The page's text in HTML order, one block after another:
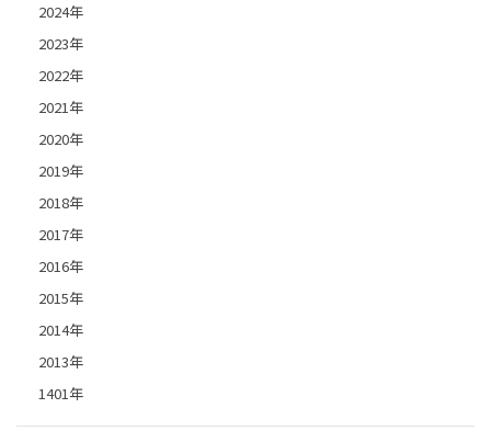
2024年
2023年
2022年
2021年
2020年
2019年
2018年
2017年
2016年
2015年
2014年
2013年
1401年